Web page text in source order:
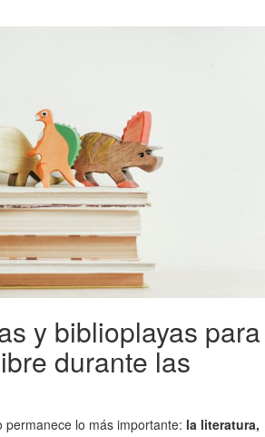
y biblioplayas para
durante las
lo más importante: la literatura,